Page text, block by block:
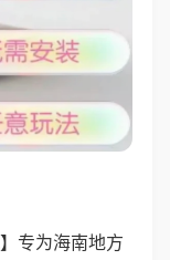
专为海南地方